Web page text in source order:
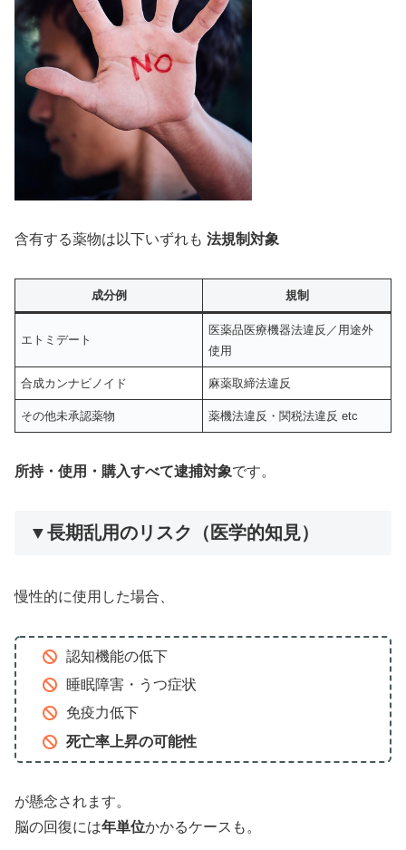
含有する薬物は以下いずれも 法規制対象
成分例 規制
エトミデート
医薬品医療機器法違反／用途外
使用
合成カンナビノイド 麻薬取締法違反
その他未承認薬物 薬機法違反・関税法違反 etc
所持・使用・購入すべて逮捕対象です。
▼長期乱用のリスク（医学的知見）
慢性的に使用した場合、
認知機能の低下
睡眠障害・うつ症状
免疫力低下
死亡率上昇の可能性
が懸念されます。
脳の回復には年単位かかるケースも。